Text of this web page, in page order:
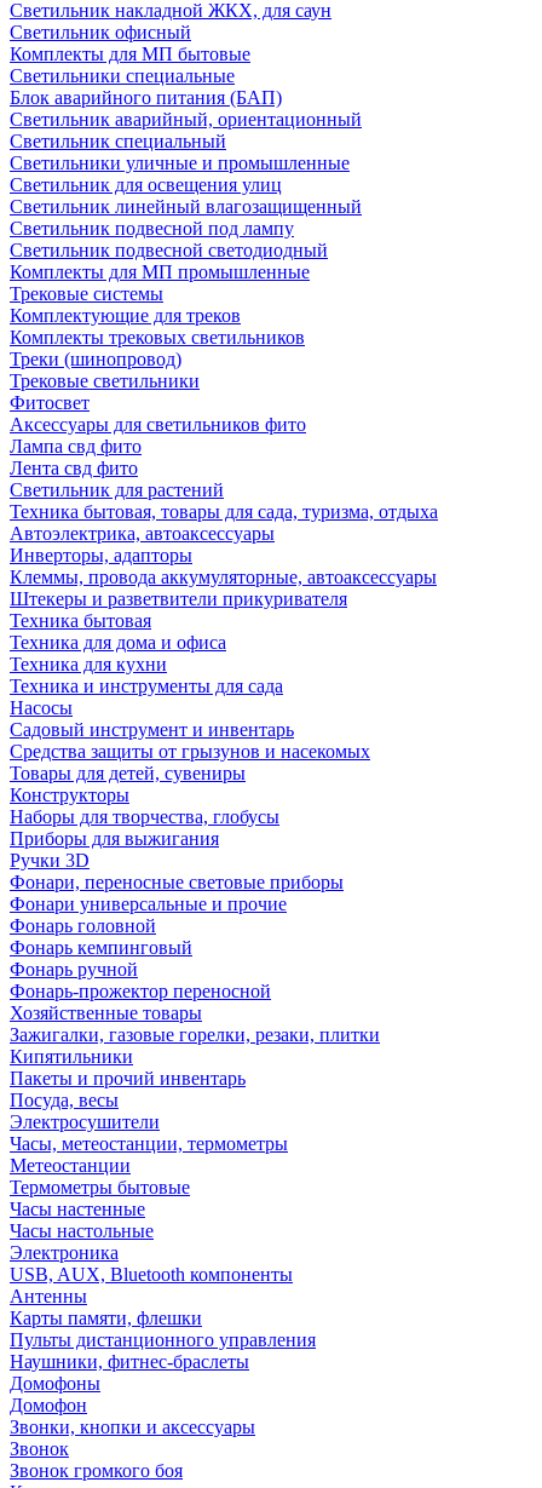
Светильник накладной ЖКХ, для саун
Светильник офисный
Комплекты для МП бытовые
Светильники специальные
Блок аварийного питания (БАП)
Светильник аварийный, ориентационный
Светильник специальный
Светильники уличные и промышленные
Светильник для освещения улиц
Светильник линейный влагозащищенный
Светильник подвесной под лампу
Светильник подвесной светодиодный
Комплекты для МП промышленные
Трековые системы
Комплектующие для треков
Комплекты трековых светильников
Треки (шинопровод)
Трековые светильники
Фитосвет
Аксессуары для светильников фито
Лампа свд фито
Лента свд фито
Светильник для растений
Техника бытовая, товары для сада, туризма, отдыха
Автоэлектрика, автоаксессуары
Инверторы, адапторы
Клеммы, провода аккумуляторные, автоаксессуары
Штекеры и разветвители прикуривателя
Техника бытовая
Техника для дома и офиса
Техника для кухни
Техника и инструменты для сада
Насосы
Садовый инструмент и инвентарь
Средства защиты от грызунов и насекомых
Товары для детей, сувениры
Конструкторы
Наборы для творчества, глобусы
Приборы для выжигания
Ручки 3D
Фонари, переносные световые приборы
Фонари универсальные и прочие
Фонарь головной
Фонарь кемпинговый
Фонарь ручной
Фонарь-прожектор переносной
Хозяйственные товары
Зажигалки, газовые горелки, резаки, плитки
Кипятильники
Пакеты и прочий инвентарь
Посуда, весы
Электросушители
Часы, метеостанции, термометры
Метеостанции
Термометры бытовые
Часы настенные
Часы настольные
Электроника
USB, AUX, Bluetooth компоненты
Антенны
Карты памяти, флешки
Пульты дистанционного управления
Наушники, фитнес-браслеты
Домофоны
Домофон
Звонки, кнопки и аксессуары
Звонок
Звонок громкого боя